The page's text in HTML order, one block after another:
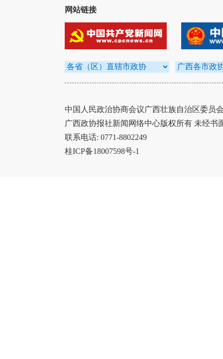
网站链接
中国人民政治协商会议广西壮族自治区委员
广西政协报社新闻网络中心版权所有 未经书
联系电话: 0771-8802249
桂ICP备18007598号-1